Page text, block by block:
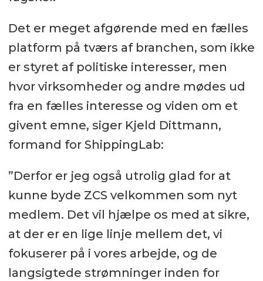
Det er meget afgørende med en fælles
platform på tværs af branchen, som ikke
er styret af politiske interesser, men
hvor virksomheder og andre mødes ud
fra en fælles interesse og viden om et
givent emne, siger Kjeld Dittmann,
formand for ShippingLab:
”Derfor er jeg også utrolig glad for at
kunne byde ZCS velkommen som nyt
medlem. Det vil hjælpe os med at sikre,
at der er en lige linje mellem det, vi
fokuserer på i vores arbejde, og de
langsigtede strømninger inden for